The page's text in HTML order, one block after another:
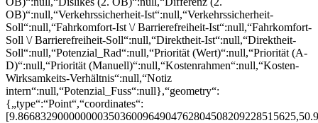
OB)“:null,“Verkehrssicherheit-Ist“:null,“Verkehrssicherheit-
Soll“:null,“Fahrkomfort-Ist \/ Barrierefreiheit-Ist“:null,“Fahrkomfort-
Soll \/ Barrierefreiheit-Soll“:null,“Direktheit-Ist“:null,“Direktheit-
Soll“:null,“Potenzial_Rad“:null,“Priorität (Wert)“:null,“Priorität (A-
D)“:null,“Priorität (Manuell)“:null,“Kostenrahmen“:null,“Kosten-
Wirksamkeits-Verhältnis“:null,“Notiz
intern“:null,“Potenzial_Fuss“:null},“geometry“:
{„type“:“Point“,“coordinates“: